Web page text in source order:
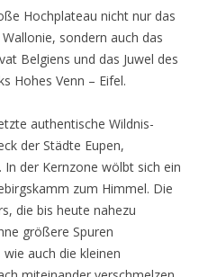
Hochplateau nicht nur das
sondern auch das
Belgiens und das Juwel des
Hohes Venn – Eifel.
authentische Wildnis-
der Städte Eupen,
der Kernzone wölbt sich ein
zum Himmel. Die
die bis heute nahezu
größere Spuren
auch die kleinen